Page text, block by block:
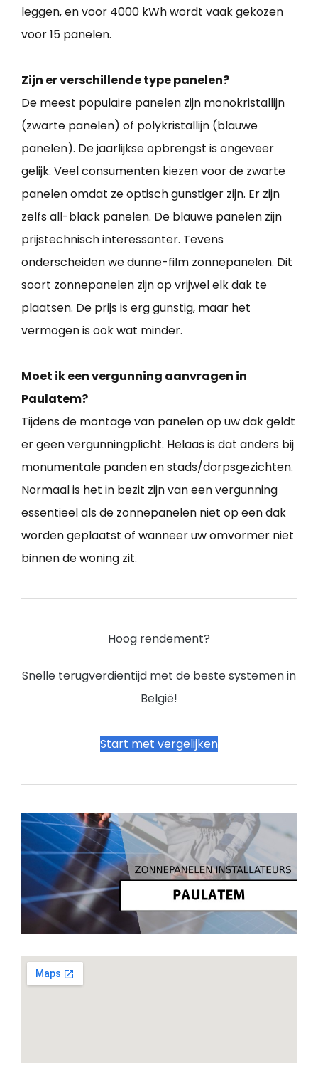
leggen, en voor 4000 kWh wordt vaak gekozen
voor 15 panelen.
Zijn er verschillende type panelen?
De meest populaire panelen zijn monokristallijn
(zwarte panelen) of polykristallijn (blauwe
panelen). De jaarlijkse opbrengst is ongeveer
gelijk. Veel consumenten kiezen voor de zwarte
panelen omdat ze optisch gunstiger zijn. Er zijn
zelfs all-black panelen. De blauwe panelen zijn
prijstechnisch interessanter. Tevens
onderscheiden we dunne-film zonnepanelen. Dit
soort zonnepanelen zijn op vrijwel elk dak te
plaatsen. De prijs is erg gunstig, maar het
vermogen is ook wat minder.
Moet ik een vergunning aanvragen in
Paulatem?
Tijdens de montage van panelen op uw dak geldt
er geen vergunningplicht. Helaas is dat anders bij
monumentale panden en stads/dorpsgezichten.
Normaal is het in bezit zijn van een vergunning
essentieel als de zonnepanelen niet op een dak
worden geplaatst of wanneer uw omvormer niet
binnen de woning zit.
Hoog rendement?
Snelle terugverdientijd met de beste systemen in
België!
Start met vergelijken